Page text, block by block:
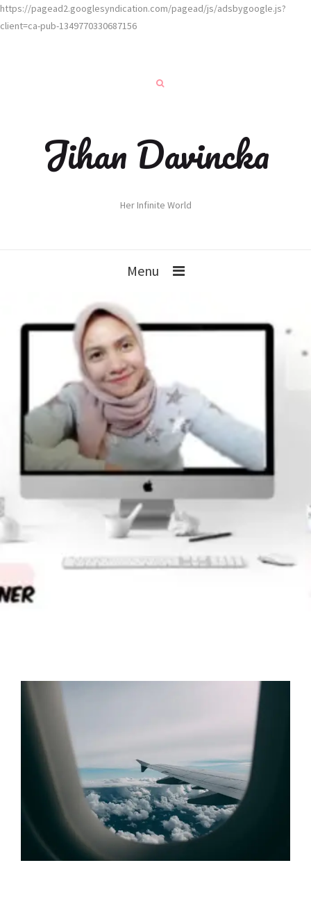
https://pagead2.googlesyndication.com/pagead/js/adsbygoogle.js?
client=ca-pub-1349770330687156
Jihan Davincka
Her Infinite World
Menu